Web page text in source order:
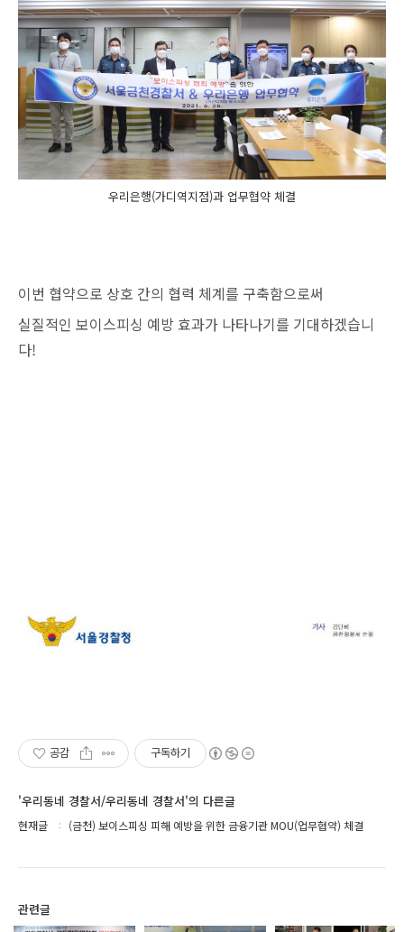
우리은행(가디역지점)과 업무협약 체결
이번 협약으로 상호 간의 협력 체계를 구축함으로써
실질적인 보이스피싱 예방 효과가 나타나기를 기대하겠습니
다!
공감 구독하기
'우리동네 경찰서/우리동네 경찰서'의 다른글
현재글 (금천) 보이스피싱 피해 예방을 위한 금융기관 MOU(업무협약) 체결
관련글